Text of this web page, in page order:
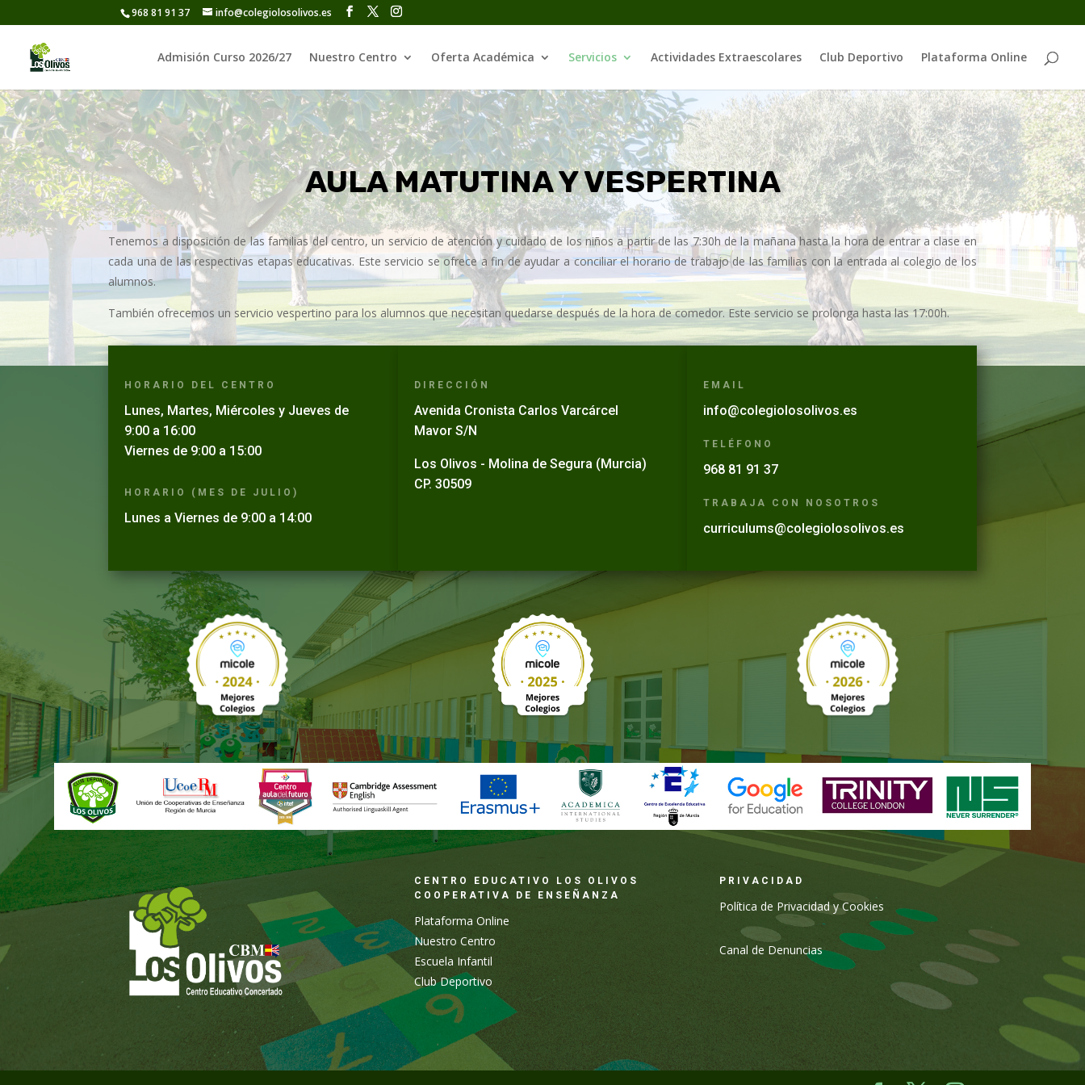
968 81 91 37 info@colegiolosolivos.es
Admisión Curso 2026/27 Nuestro Centro Oferta Académica Servicios Actividades Extraescolares Club Deportivo Plataforma Online
AULA MATUTINA Y VESPERTINA
Tenemos a disposición de las familias del centro, un servicio de atención y cuidado de los niños a partir de las 7:30h de la mañana hasta la hora de entrar a clase en
cada una de las respectivas etapas educativas. Este servicio se ofrece a fin de ayudar a conciliar el horario de trabajo de las familias con la entrada al colegio de los
alumnos.
También ofrecemos un servicio vespertino para los alumnos que necesitan quedarse después de la hora de comedor. Este servicio se prolonga hasta las 17:00h.
HORARIO DEL CENTRO
Lunes, Martes, Miércoles y Jueves de
9:00 a 16:00
Viernes de 9:00 a 15:00
HORARIO (MES DE JULIO)
Lunes a Viernes de 9:00 a 14:00
DIRECCIÓN
Avenida Cronista Carlos Varcárcel
Mavor S/N
Los Olivos - Molina de Segura (Murcia)
CP. 30509
EMAIL
info@colegiolosolivos.es
TELÉFONO
968 81 91 37
TRABAJA CON NOSOTROS
curriculums@colegiolosolivos.es
CENTRO EDUCATIVO LOS OLIVOS
COOPERATIVA DE ENSEÑANZA
Plataforma Online
Nuestro Centro
Escuela Infantil
Club Deportivo
PRIVACIDAD
Política de Privacidad y Cookies
Canal de Denuncias